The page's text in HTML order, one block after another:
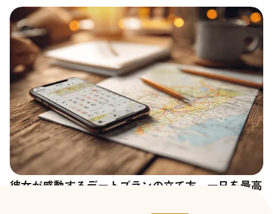
彼女が感動するデートプランの立て方。一日を最高